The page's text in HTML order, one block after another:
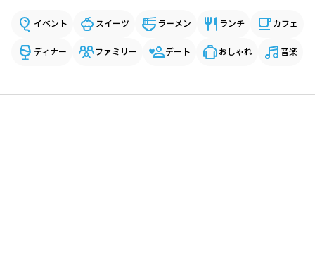
イベント スイーツ ラーメン ランチ カフェ
ディナー ファミリー デート おしゃれ 音楽